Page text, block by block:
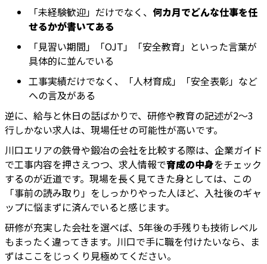
「未経験歓迎」だけでなく、 何カ月でどんな仕事を任
せるかが書いてある
「見習い期間」「OJT」「安全教育」といった言葉が
具体的に並んでいる
工事実績だけでなく、「人材育成」「安全表彰」など
への言及がある
逆に、給与と休日の話ばかりで、研修や教育の記述が2〜3
行しかない求人は、現場任せの可能性が高いです。
川口エリアの鉄骨や鍛冶の会社を比較する際は、企業ガイド
で工事内容を押さえつつ、求人情報で育成の中身をチェック
するのが近道です。現場を長く見てきた身としては、この
「事前の読み取り」をしっかりやった人ほど、入社後のギャ
ップに悩まずに済んでいると感じます。
研修が充実した会社を選べば、5年後の手残りも技術レベル
もまったく違ってきます。川口で手に職を付けたいなら、ま
ずはここをじっくり見極めてください。